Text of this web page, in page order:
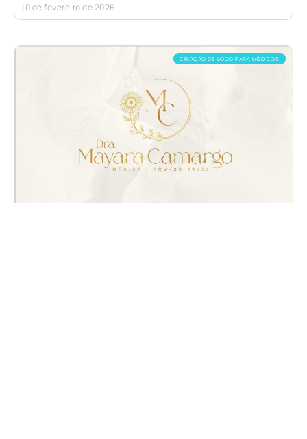
10 de fevereiro de 2026
CRIAÇÃO DE LOGO PARA MÉDICOS